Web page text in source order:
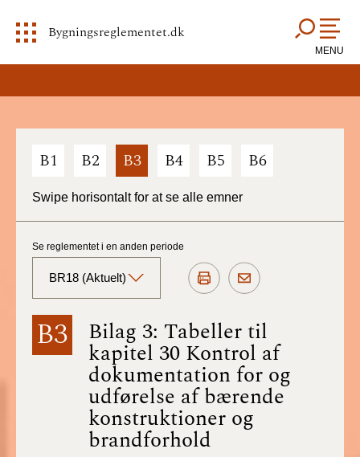
Bygningsreglementet.dk
MENU
B1 B2 B3 B4 B5 B6
Swipe horisontalt for at se alle emner
B3 Bilag 3: Tabeller til
kapitel 30 Kontrol af
dokumentation for og
udførelse af bærende
konstruktioner og
brandforhold
Se reglementet i en anden periode
BR18 (Aktuelt)
BR18 (Aktuelt)
BR18 (1/7-31/12
BR18 (1/1-30/6